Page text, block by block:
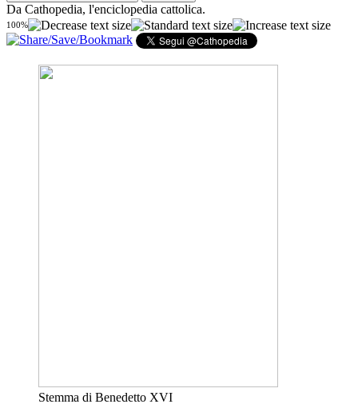
Da Cathopedia, l'enciclopedia cattolica.
100%
Stemma di Benedetto XVI